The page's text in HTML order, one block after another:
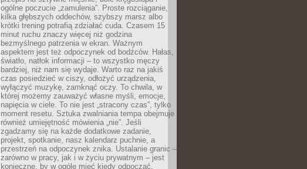
ogólne poczucie „zamulenia”. Proste rozciąganie,
kilka głębszych oddechów, szybszy marsz albo
krótki trening potrafią zdziałać cuda. Czasem 15
minut ruchu znaczy więcej niż godzina
bezmyślnego patrzenia w ekran. Ważnym
aspektem jest też odpoczynek od bodźców. Hałas,
światło, natłok informacji – to wszystko męczy
bardziej, niż nam się wydaje. Warto raz na jakiś
czas posiedzieć w ciszy, odłożyć urządzenia,
wyłączyć muzykę, zamknąć oczy. To chwila, w
której możemy zauważyć własne myśli, emocje,
napięcia w ciele. To nie jest „stracony czas”, tylko
moment resetu. Sztuka zwalniania tempa obejmuje
również umiejętność mówienia „nie”. Jeśli
zgadzamy się na każde dodatkowe zadanie,
projekt, spotkanie, nasz kalendarz puchnie, a
przestrzeń na odpoczynek znika. Ustalanie granic –
zarówno w pracy, jak i w życiu prywatnym – jest
konieczne, by w ogóle mieć kiedy odpocząć.